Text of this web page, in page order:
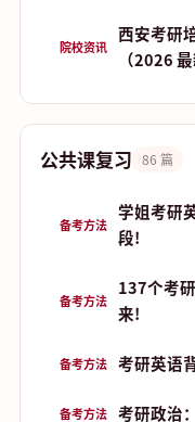
院校资讯
西安考研
（2026 最
公共课复习 86 篇
备考方法
学姐考研
段!
备考方法
137个考
来!
备考方法 考研英语
备考方法 考研政治